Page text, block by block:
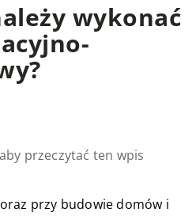
wykonać
przeczytać ten wpis
przy budowie domów i